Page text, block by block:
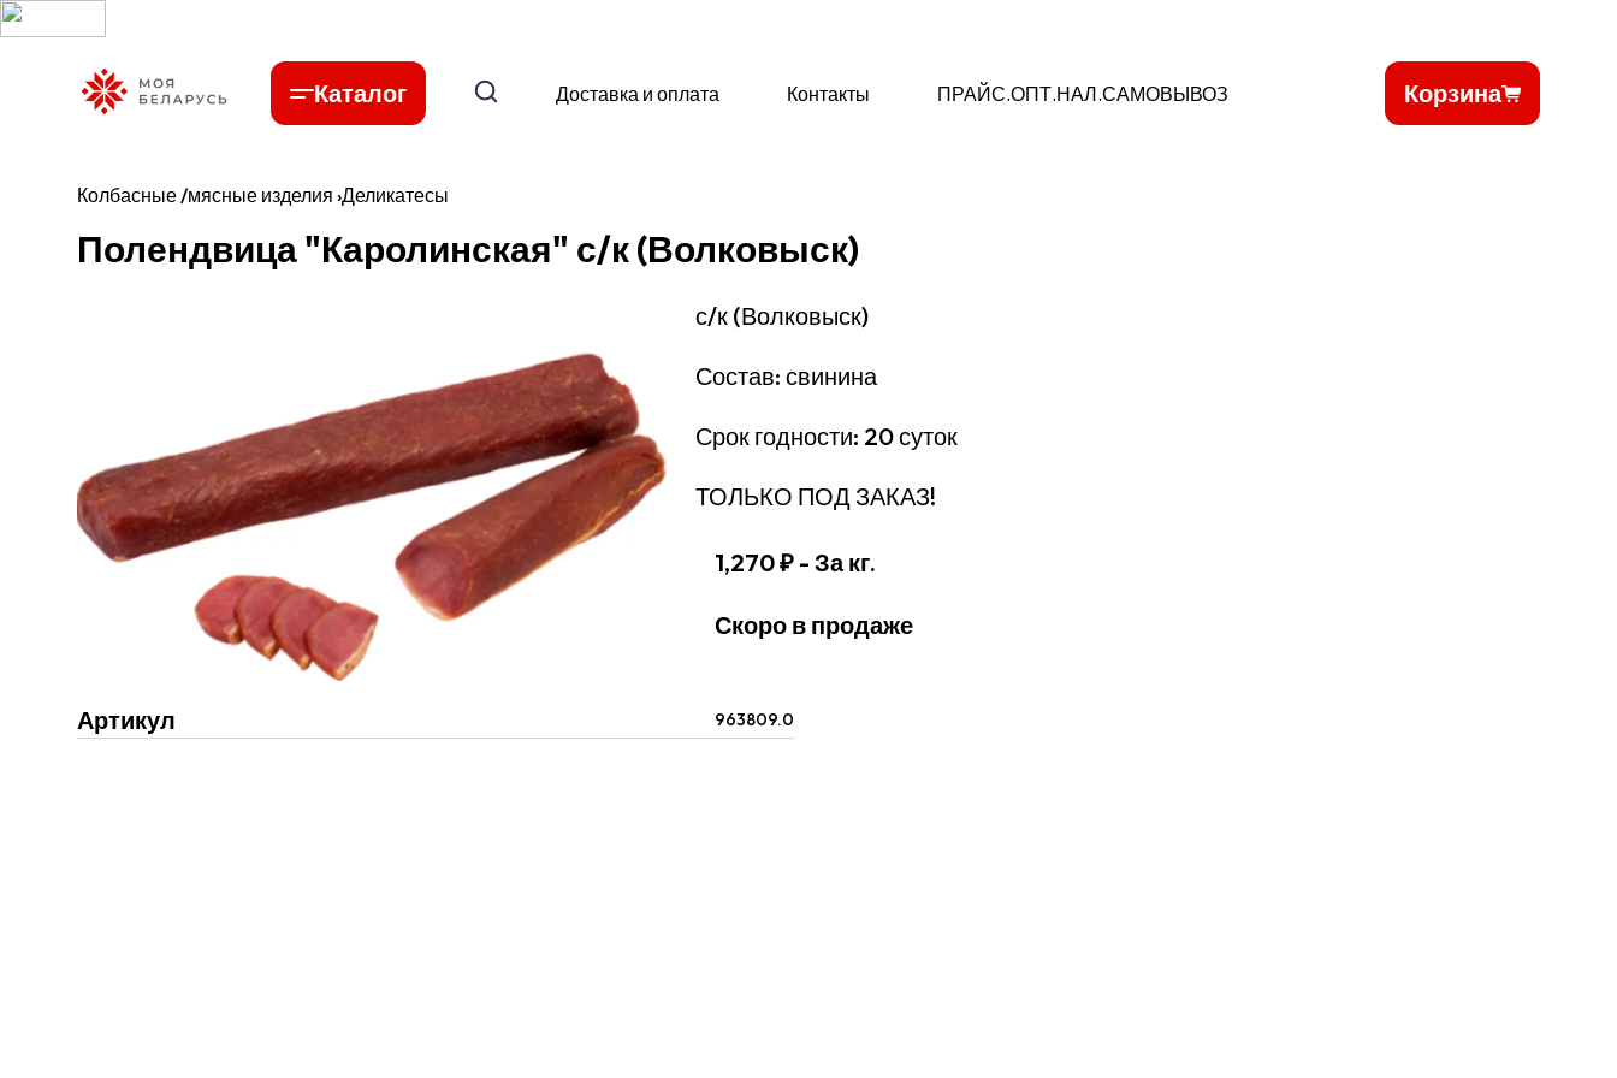
Каталог Доставка и оплата Контакты ПРАЙС.ОПТ.НАЛ.САМОВЫВОЗ Корзина
Колбасные /мясные изделия ›Деликатесы
Полендвица "Каролинская" с/к (Волковыск)
с/к (Волковыск)
Состав: свинина
Срок годности: 20 суток
ТОЛЬКО ПОД ЗАКАЗ!
1,270 ₽ - За кг.
Скоро в продаже
Артикул 963809.0